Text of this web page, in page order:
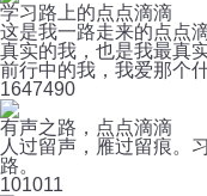
学习路上的点点滴滴
这是我一路走来的点点
真实的我，也是我最真
前行中的我，我爱那个
1647490
有声之路，点点滴滴
人过留声，雁过留痕。
路。
101011